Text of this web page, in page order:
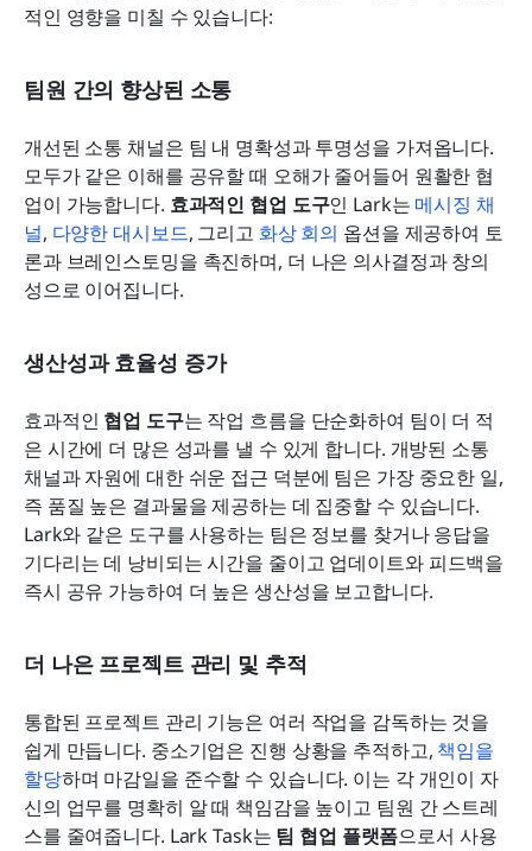
적인 영향을 미칠 수 있습니다:
팀원 간의 향상된 소통
개선된 소통 채널은 팀 내 명확성과 투명성을 가져옵니다.
모두가 같은 이해를 공유할 때 오해가 줄어들어 원활한 협
업이 가능합니다. 효과적인 협업 도구인 Lark는 메시징 채
널, 다양한 대시보드, 그리고 화상 회의 옵션을 제공하여 토
론과 브레인스토밍을 촉진하며, 더 나은 의사결정과 창의
성으로 이어집니다.
생산성과 효율성 증가
효과적인 협업 도구는 작업 흐름을 단순화하여 팀이 더 적
은 시간에 더 많은 성과를 낼 수 있게 합니다. 개방된 소통
채널과 자원에 대한 쉬운 접근 덕분에 팀은 가장 중요한 일,
즉 품질 높은 결과물을 제공하는 데 집중할 수 있습니다.
Lark와 같은 도구를 사용하는 팀은 정보를 찾거나 응답을
기다리는 데 낭비되는 시간을 줄이고 업데이트와 피드백을
즉시 공유 가능하여 더 높은 생산성을 보고합니다.
더 나은 프로젝트 관리 및 추적
통합된 프로젝트 관리 기능은 여러 작업을 감독하는 것을
쉽게 만듭니다. 중소기업은 진행 상황을 추적하고, 책임을
할당하며 마감일을 준수할 수 있습니다. 이는 각 개인이 자
신의 업무를 명확히 알 때 책임감을 높이고 팀원 간 스트레
스를 줄여줍니다. Lark Task는 팀 협업 플랫폼으로서 사용